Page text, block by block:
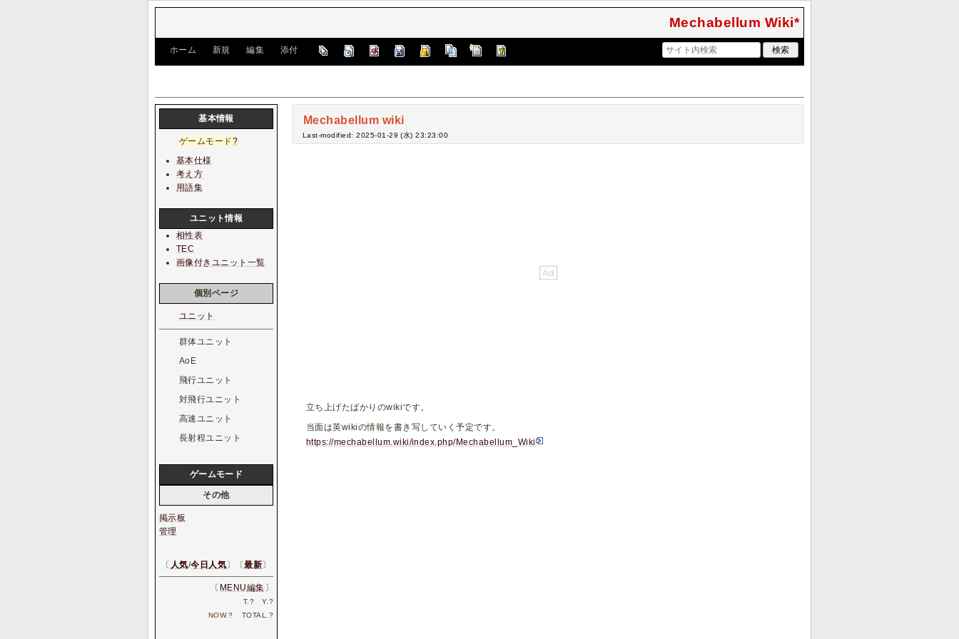
Mechabellum Wiki*
ホーム 新規 編集 添付
Mechabellum wiki
Last-modified: 2025-01-29 (水) 23:23:00
立ち上げたばかりのwikiです。
当面は英wikiの情報を書き写していく予定です。
https://mechabellum.wiki/index.php/Mechabellum_Wiki
基本情報
ゲームモード?
基本仕様
考え方
用語集
ユニット情報
相性表
TEC
画像付きユニット一覧
個別ページ
ユニット
群体ユニット
AoE
飛行ユニット
対飛行ユニット
高速ユニット
長射程ユニット
ゲームモード
その他
掲示板
管理
〔 人気/今日人気〕〔最新〕
〔 MENU編集〕
T. ? Y. ?
NOW.? TOTAL. ?